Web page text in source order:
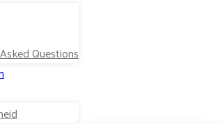
Questions